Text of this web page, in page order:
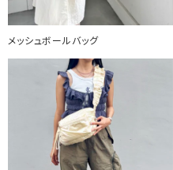
メッシュボールバッグ